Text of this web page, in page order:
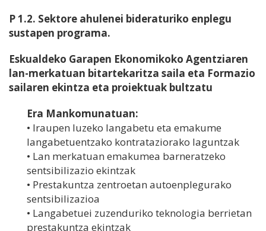
P 1.2. Sektore ahulenei bideraturiko enplegu
sustapen programa.
Eskualdeko Garapen Ekonomikoko Agentziaren
lan-merkatuan bitartekaritza saila eta Formazio
sailaren ekintza eta proiektuak bultzatu
Era Mankomunatuan:
• Iraupen luzeko langabetu eta emakume
langabetuentzako kontrataziorako laguntzak
• Lan merkatuan emakumea barneratzeko
sentsibilizazio ekintzak
• Prestakuntza zentroetan autoenplegurako
sentsibilizazioa
• Langabetuei zuzenduriko teknologia berrietan
prestakuntza ekintzak